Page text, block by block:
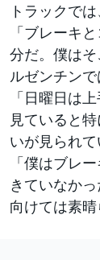
トラックで
「ブレーキ
分だ。僕は
ルゼンチンで
「日曜日は
見ていると
いが見られて
「僕はブレ
きていなか
向けては素晴